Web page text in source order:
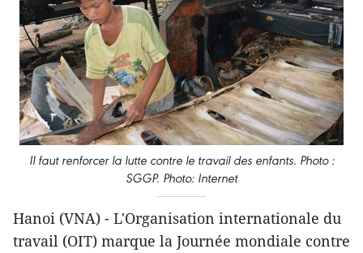
Il faut renforcer la lutte contre le travail des enfants. Photo :
SGGP. Photo: Internet
Hanoi (VNA) - L'Organisation internationale du
travail (OIT) marque la Journée mondiale contre